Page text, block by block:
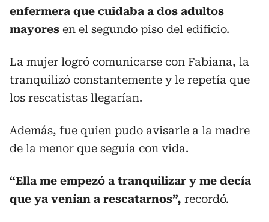
enfermera que cuidaba a dos adultos
mayores en el segundo piso del edificio.
La mujer logró comunicarse con Fabiana, la
tranquilizó constantemente y le repetía que
los rescatistas llegarían.
Además, fue quien pudo avisarle a la madre
de la menor que seguía con vida.
“Ella me empezó a tranquilizar y me decía
que ya venían a rescatarnos”, recordó.